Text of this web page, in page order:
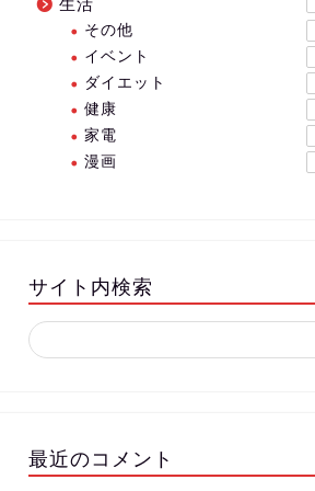
生活
その他
イベント
ダイエット
健康
家電
漫画
サイト内検索
最近のコメント